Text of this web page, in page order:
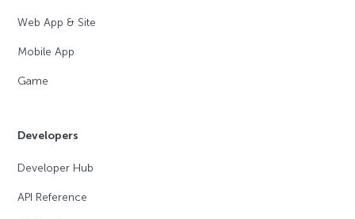
Web App & Site
Mobile App
Game
Developers
Developer Hub
API Reference